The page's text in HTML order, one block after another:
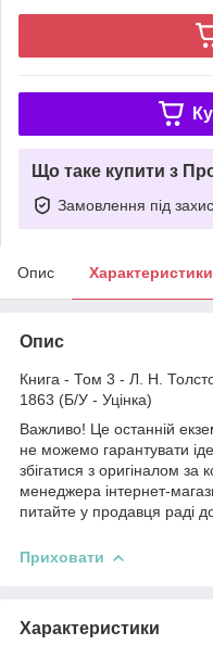
Що таке купити з
Замовлення під
Опис Характеристики
Опис
Книга - Том 3 - Л. Н.
1863 (Б/У - Уцінка)
Важливо! Це останній
не можемо гарантувати
збігатися з оригіналом за
менеджера інтернет-
питайте у продавця раді
Приховати
Характеристики